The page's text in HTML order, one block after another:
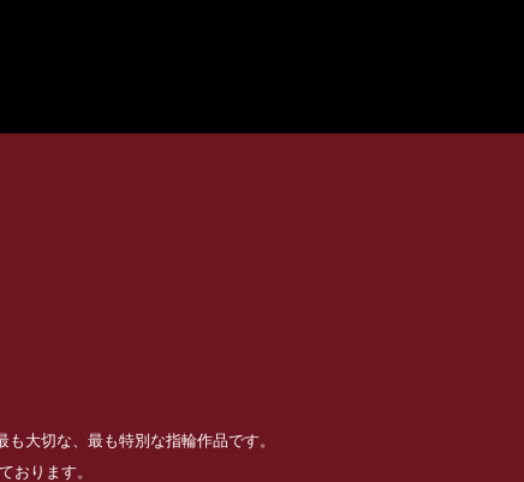
大切な、最も特別な指輪作品です。
おります。